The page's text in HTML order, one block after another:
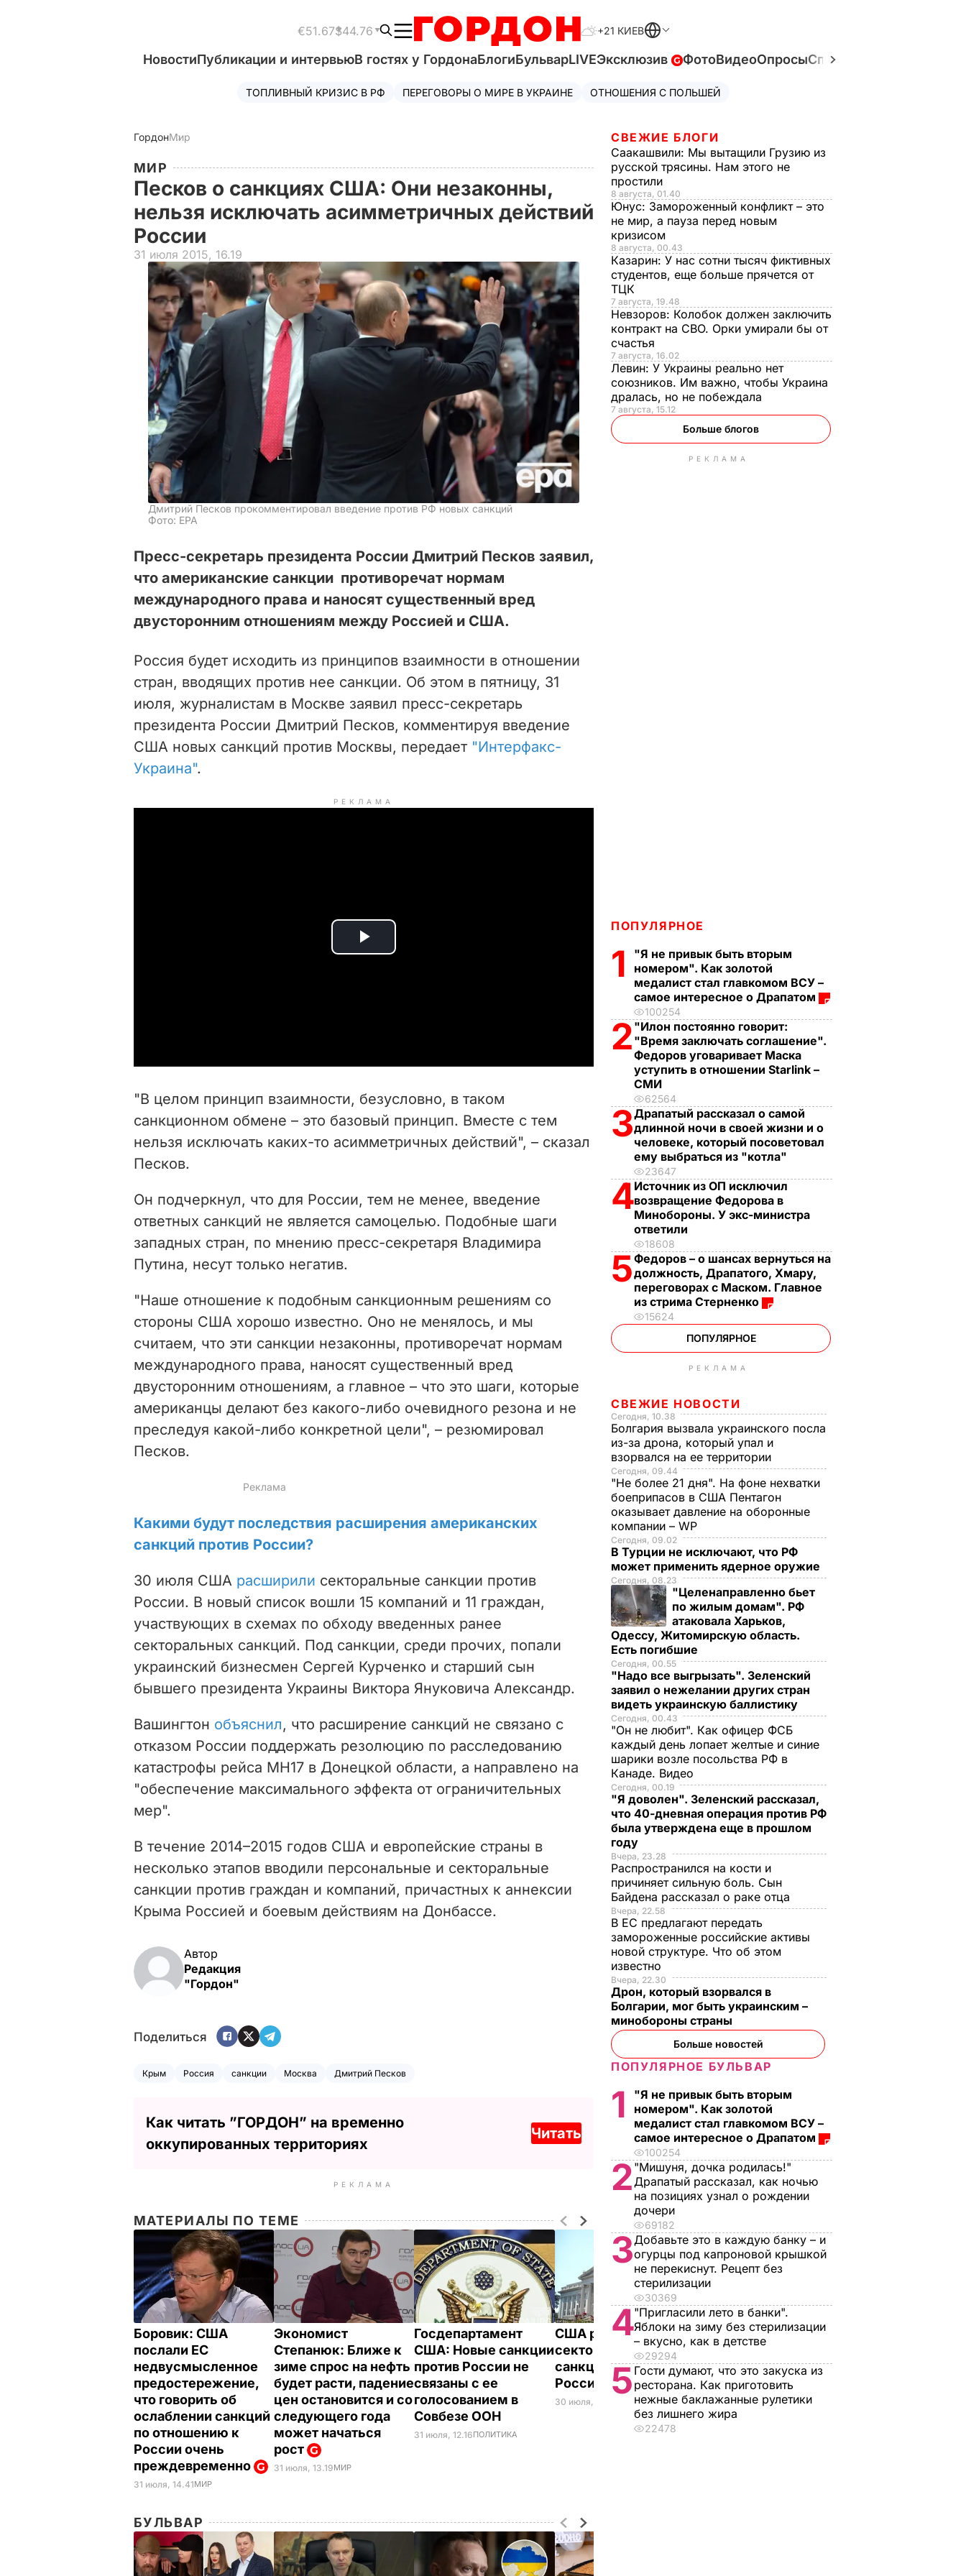
€51.67$44.76 +21 КИЕВ
НовостиПубликации и интервьюВ гостях у ГордонаБлогиБульварLIVEЭксклюзив ФотоВидеоОпросыСпецпроекты
ТОПЛИВНЫЙ КРИЗИС В РФ ПЕРЕГОВОРЫ О МИРЕ В УКРАИНЕ ОТНОШЕНИЯ С ПОЛЬШЕЙ
ГордонМир
МИР
Песков о санкциях США: Они незаконны,
нельзя исключать асимметричных действий
России
31 июля 2015, 16.19
Дмитрий Песков прокомментировал введение против РФ новых санкций
Фото: EPA
Пресс-секретарь президента России Дмитрий Песков заявил,
что американские санкции противоречат нормам
международного права и наносят существенный вред
двусторонним отношениям между Россией и США.
Россия будет исходить из принципов взаимности в отношении
стран, вводящих против нее санкции. Об этом в пятницу, 31
июля, журналистам в Москве заявил пресс-секретарь
президента России Дмитрий Песков, комментируя введение
США новых санкций против Москвы, передает "Интерфакс-
Украина".
РЕКЛАМА
P
i
d
o
"В целом принцип взаимности, безусловно, в таком
санкционном обмене – это базовый принцип. Вместе с тем
нельзя исключать каких-то асимметричных действий", – сказал
Песков.
Он подчеркнул, что для России, тем не менее, введение
ответных санкций не является самоцелью. Подобные шаги
западных стран, по мнению пресс-секретаря Владимира
Путина, несут только негатив.
"Наше отношение к подобным санкционным решениям со
стороны США хорошо известно. Оно не менялось, и мы
считаем, что эти санкции незаконны, противоречат нормам
международного права, наносят существенный вред
двусторонним отношениям, а главное – что это шаги, которые
американцы делают без какого-либо очевидного резона и не
преследуя какой-либо конкретной цели", – резюмировал
Песков.
Какими будут последствия расширения американских
санкций против России?
30 июля США расширили секторальные санкции против
России. В новый список вошли 15 компаний и 11 граждан,
участвующих в схемах по обходу введенных ранее
секторальных санкций. Под санкции, среди прочих, попали
украинский бизнесмен Сергей Курченко и старший сын
бывшего президента Украины Виктора Януковича Александр.
Вашингтон объяснил, что расширение санкций не связано с
отказом России поддержать резолюцию по расследованию
катастрофы рейса МН17 в Донецкой области, а направлено на
"обеспечение максимального эффекта от ограничительных
мер".
В течение 2014–2015 годов США и европейские страны в
несколько этапов вводили персональные и секторальные
санкции против граждан и компаний, причастных к аннексии
Крыма Россией и боевым действиям на Донбассе.
Автор
Редакция
"Гордон"
Поделиться
Крым Россия санкции Москва Дмитрий Песков
Как читать ”ГОРДОН” на временно
оккупированных территориях
Читать
РЕКЛАМА
МАТЕРИАЛЫ ПО ТЕМЕ
Боровик: США
послали ЕС
недвусмысленное
предостережение,
что говорить об
ослаблении санкций
по отношению к
России очень
преждевременно
31 июля, 14.41МИР
Экономист
Степанюк: Ближе к
зиме спрос на нефть
будет расти, падение
цен остановится и со
следующего года
может начаться
рост
31 июля, 13.19МИР
Госдепартамент
США: Новые санкции
против России не
связаны с ее
голосованием в
Совбезе ООН
31 июля, 12.16ПОЛИТИКА
США расширили
секторальные
санкции против
России
30 июля, 23.30 ДЕНЬГИ
БУЛЬВАР
СВЕЖИЕ БЛОГИ
Саакашвили: Мы вытащили Грузию из
русской трясины. Нам этого не
простили
8 августа, 01.40
Юнус: Замороженный конфликт – это
не мир, а пауза перед новым
кризисом
8 августа, 00.43
Казарин: У нас сотни тысяч фиктивных
студентов, еще больше прячется от
ТЦК
7 августа, 19.48
Невзоров: Колобок должен заключить
контракт на СВО. Орки умирали бы от
счастья
7 августа, 16.02
Левин: У Украины реально нет
союзников. Им важно, чтобы Украина
дралась, но не побеждала
7 августа, 15.12
Больше блогов
РЕКЛАМА
ПОПУЛЯРНОЕ
1
"Я не привык быть вторым
номером". Как золотой
медалист стал главкомом ВСУ –
самое интересное о Драпатом
100254
2 "Илон постоянно говорит:
"Время заключать соглашение".
Федоров уговаривает Маска
уступить в отношении Starlink –
СМИ
62564
3Драпатый рассказал о самой
длинной ночи в своей жизни и о
человеке, который посоветовал
ему выбраться из "котла"
23647
4Источник из ОП исключил
возвращение Федорова в
Минобороны. У экс-министра
ответили
18608
5Федоров – о шансах вернуться на
должность, Драпатого, Хмару,
переговорах с Маском. Главное
из стрима Стерненко
15624
ПОПУЛЯРНОЕ
РЕКЛАМА
СВЕЖИЕ НОВОСТИ
Сегодня, 10.38
Болгария вызвала украинского посла
из-за дрона, который упал и
взорвался на ее территории
Сегодня, 09.44
"Не более 21 дня". На фоне нехватки
боеприпасов в США Пентагон
оказывает давление на оборонные
компании – WP
Сегодня, 09.02
В Турции не исключают, что РФ
может применить ядерное оружие
Сегодня, 08.23
"Целенаправленно бьет
по жилым домам". РФ
атаковала Харьков,
Одессу, Житомирскую область.
Есть погибшие
Сегодня, 00.55
"Надо все выгрызать". Зеленский
заявил о нежелании других стран
видеть украинскую баллистику
Сегодня, 00.43
"Он не любит". Как офицер ФСБ
каждый день лопает желтые и синие
шарики возле посольства РФ в
Канаде. Видео
Сегодня, 00.19
"Я доволен". Зеленский рассказал,
что 40-дневная операция против РФ
была утверждена еще в прошлом
году
Вчера, 23.28
Распространился на кости и
причиняет сильную боль. Сын
Байдена рассказал о раке отца
Вчера, 22.58
В ЕС предлагают передать
замороженные российские активы
новой структуре. Что об этом
известно
Вчера, 22.30
Дрон, который взорвался в
Болгарии, мог быть украинским –
минобороны страны
Больше новостей
ПОПУЛЯРНОЕ БУЛЬВАР
1
"Я не привык быть вторым
номером". Как золотой
медалист стал главкомом ВСУ –
самое интересное о Драпатом
100254
2 "Мишуня, дочка родилась!"
Драпатый рассказал, как ночью
на позициях узнал о рождении
дочери
69182
3Добавьте это в каждую банку – и
огурцы под капроновой крышкой
не перекиснут. Рецепт без
стерилизации
30369
4"Пригласили лето в банки".
Яблоки на зиму без стерилизации
– вкусно, как в детстве
29294
5 Гости думают, что это закуска из
ресторана. Как приготовить
нежные баклажанные рулетики
без лишнего жира
22478